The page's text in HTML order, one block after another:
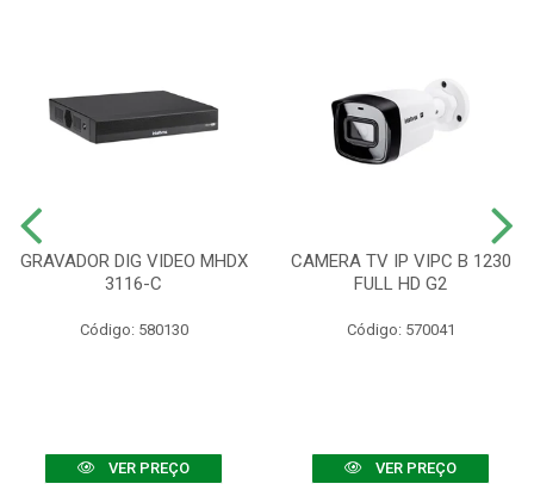
GRAVADOR DIG VIDEO MHDX
3116-C
Código: 580130
VER PREÇO
CAMERA TV IP VIPC B 1230
FULL HD G2
Código: 570041
VER PREÇO